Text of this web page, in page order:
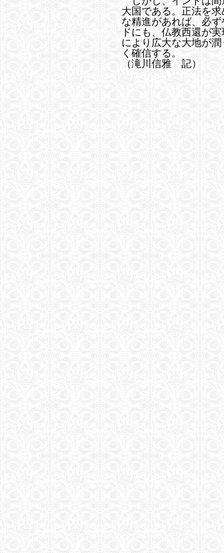
大国である。正法を
な精進があれば、必
ドにも、仏教西還が
により広大な大地が
く確信する。
（滝川信雅 記）